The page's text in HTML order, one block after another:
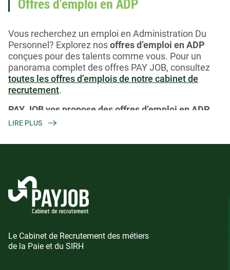
Vous recherchez un emploi en Administration Du
Personnel? Explorez nosoffres d’emploi en ADP
conçues pour des talents comme vous. Pour un
panorama complet des offres PAY JOB, consultez
toutes les offres d’emplois de notre cabinet de
recrutement.
PAY JOB vos propose des offres d’emploi en ADP
Que vous soyez à la recherche d’un
couvrons tout l’éventail des besoins du marché de
l’ADP. Pour élargir votre recherche, vous pouvez
également consulter nos
en SIRH.
Forts de notre savoir-faire en ADP, nous sommes
LIRE PLUS
Le Cabinet de Recrutement des métiers
de la Paie et du SIRH